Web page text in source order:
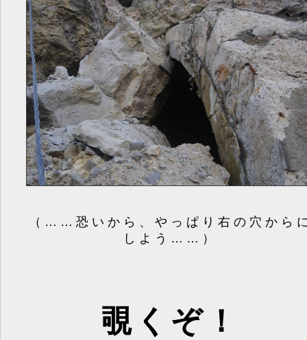
（……恐いから、やっぱり右の穴から
しよう……）
覗くぞ！